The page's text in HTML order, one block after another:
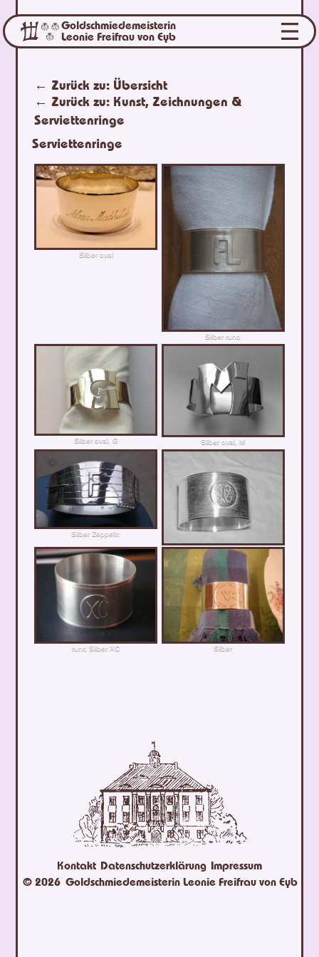
Goldschmiedemeisterin
Leonie Freifrau von Eyb
← Zurück zu: Übersicht
← Zurück zu: Kunst, Zeichnungen &
Serviettenringe
Serviettenringe
Silber oval
Silber rund
Silber oval, G Silber oval, M
Silber Zeppelin
rund Silber XC Silber
Kontakt Datenschutzerklärung Impressum
© 2026 Goldschmiedemeisterin Leonie Freifrau von Eyb